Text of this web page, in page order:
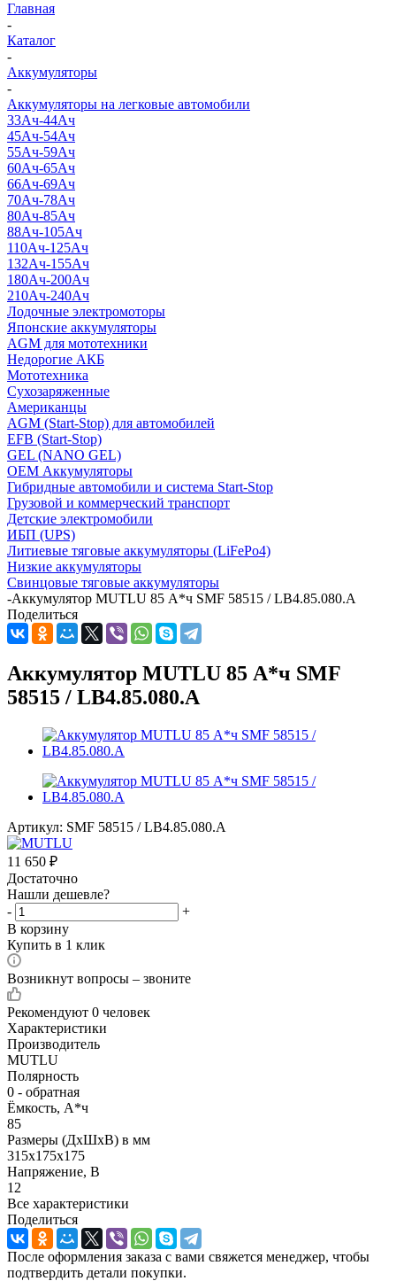
Главная
-
Каталог
-
Аккумуляторы
-
Аккумуляторы на легковые автомобили
33Ач-44Ач
45Ач-54Ач
55Ач-59Ач
60Ач-65Ач
66Ач-69Ач
70Ач-78Ач
80Ач-85Ач
88Ач-105Ач
110Ач-125Ач
132Ач-155Ач
180Ач-200Ач
210Ач-240Ач
Лодочные электромоторы
Японские аккумуляторы
AGM для мототехники
Недорогие АКБ
Мототехника
Сухозаряженные
Американцы
AGM (Start-Stop) для автомобилей
EFB (Start-Stop)
GEL (NANO GEL)
OEM Аккумуляторы
Гибридные автомобили и система Start-Stop
Грузовой и коммерческий транспорт
Детские электромобили
ИБП (UPS)
Литиевые тяговые аккумуляторы (LiFePo4)
Низкие аккумуляторы
Свинцовые тяговые аккумуляторы
-Аккумулятор MUTLU 85 А*ч SMF 58515 / LB4.85.080.A
Поделиться
Аккумулятор MUTLU 85 А*ч SMF
58515 / LB4.85.080.A
Артикул: SMF 58515 / LB4.85.080.A
11 650 ₽
Достаточно
Нашли дешевле?
-
+
В корзину
Купить в 1 клик
Возникнут вопросы – звоните
Рекомендуют 0 человек
Характеристики
Производитель
MUTLU
Полярность
0 - обратная
Ёмкость, А*ч
85
Размеры (ДхШхВ) в мм
315х175х175
Напряжение, В
12
Все характеристики
Поделиться
После оформления заказа с вами свяжется менеджер, чтобы
подтвердить детали покупки.